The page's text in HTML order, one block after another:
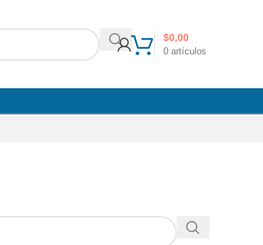
0artículos
$0,00